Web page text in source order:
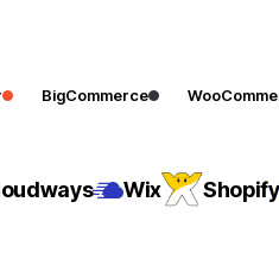
BigCommerce
Shopify
Wix